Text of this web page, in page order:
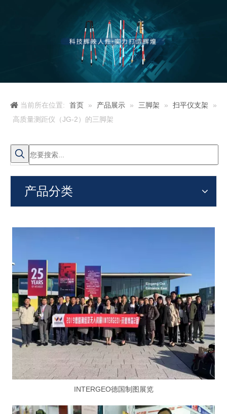
当前所在位置: 首页 » 产品展示 » 三脚架 » 扫平仪支架
»
高质量测距仪（JG-2）的三脚架
产品分类
INTERGEO德国制图展览